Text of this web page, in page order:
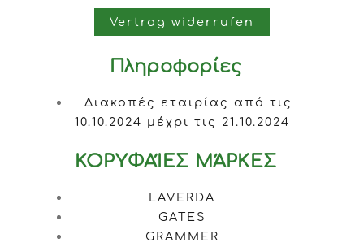
Vertrag widerrufen
Πληροφορίες
Διακοπές εταιρίας από τις
10.10.2024 μέχρι τις 21.10.2024
ΚΟΡΥΦΑΊΕΣ ΜΆΡΚΕΣ
LAVERDA
GATES
GRAMMER